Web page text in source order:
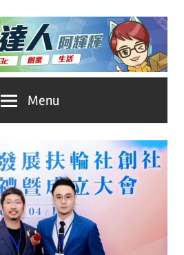
Menu